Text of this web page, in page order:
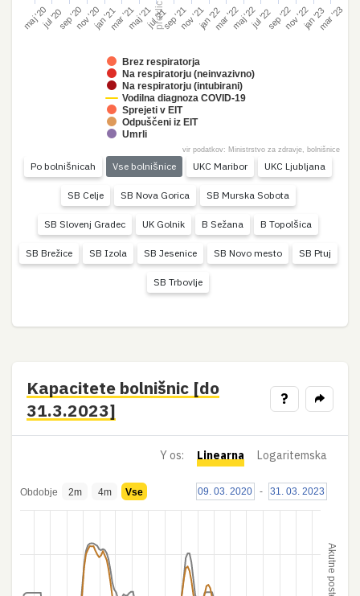
maj '20jul '20sep '20nov '20jan '21mar '21maj '21jul '21sep '21nov '21jan '22mar '22maj '22jul '22sep '22nov '22jan '23mar '23
Brez respiratorja
Na respiratorju (neinvazivno)
Na respiratorju (intubirani)
Vodilna diagnoza COVID-19
Sprejeti v EIT
Odpuščeni iz EIT
Umrli
vir podatkov: Ministrstvo za zdravje, bolnišnice
Po bolnišnicah Vse bolnišnice UKC Maribor UKC Ljubljana
SB Celje SB Nova Gorica SB Murska Sobota
SB Slovenj Gradec UK Golnik B Sežana B Topolšica
SB Brežice SB Izola SB Jesenice SB Novo mesto SB Ptuj
SB Trbovlje
Kapacitete bolnišnic [do
31.3.2023]
?
Y os: Linearna Logaritemska
Akutne postelje
Obdobje 2m 4m Vse 09. 03. 2020 - 31. 03. 2023